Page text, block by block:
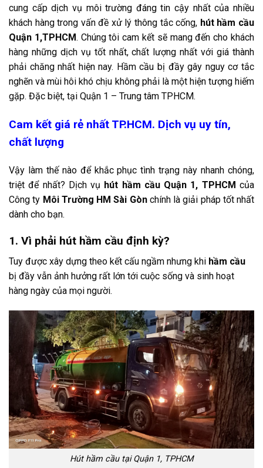
cung cấp dịch vụ môi trường đáng tin cậy nhất của nhiều
khách hàng trong vấn đề xử lý thông tắc cống, hút hầm cầu
Quận 1,TPHCM. Chúng tôi cam kết sẽ mang đến cho khách
hàng những dịch vụ tốt nhất, chất lượng nhất với giá thành
phải chăng nhất hiện nay. Hầm cầu bị đầy gây nguy cơ tắc
nghẽn và mùi hôi khó chịu không phải là một hiện tượng hiếm
gặp. Đặc biệt, tại Quận 1 – Trung tâm TPHCM.
Cam kết giá rẻ nhất TP.HCM. Dịch vụ uy tín,
chất lượng
Vậy làm thế nào để khắc phục tình trạng này nhanh chóng,
triệt để nhất? Dịch vụ hút hầm cầu Quận 1, TPHCM của
Công ty Môi Trường HM Sài Gònchính là giải pháp tốt nhất
dành cho bạn.
1. Vì phải hút hầm cầu định kỳ?
Tuy được xây dựng theo kết cấu ngầm nhưng khi hầm cầu
bị đầy vẫn ảnh hưởng rất lớn tới cuộc sống và sinh hoạt
hàng ngày của mọi người.
Hút hầm cầu tại Quận 1, TPHCM